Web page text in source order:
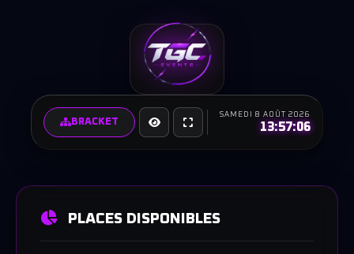
BRACKET
SAMEDI 8 AOÛT 2026
13:57:07
PLACES DISPONIBLES